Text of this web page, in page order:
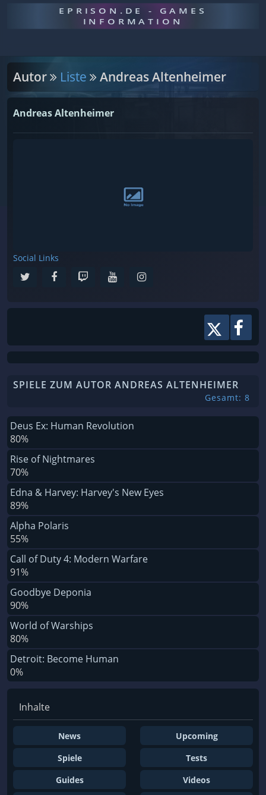
EPRISON.DE - GAMES
INFORMATION
Autor Liste Andreas Altenheimer
Andreas Altenheimer
Social Links
SPIELE ZUM AUTOR ANDREAS ALTENHEIMER
Gesamt: 8
Deus Ex: Human Revolution
80%
Rise of Nightmares
70%
Edna & Harvey: Harvey's New Eyes
89%
Alpha Polaris
55%
Call of Duty 4: Modern Warfare
91%
Goodbye Deponia
90%
World of Warships
80%
Detroit: Become Human
0%
Inhalte
News
Upcoming
Spiele
Tests
Guides
Videos